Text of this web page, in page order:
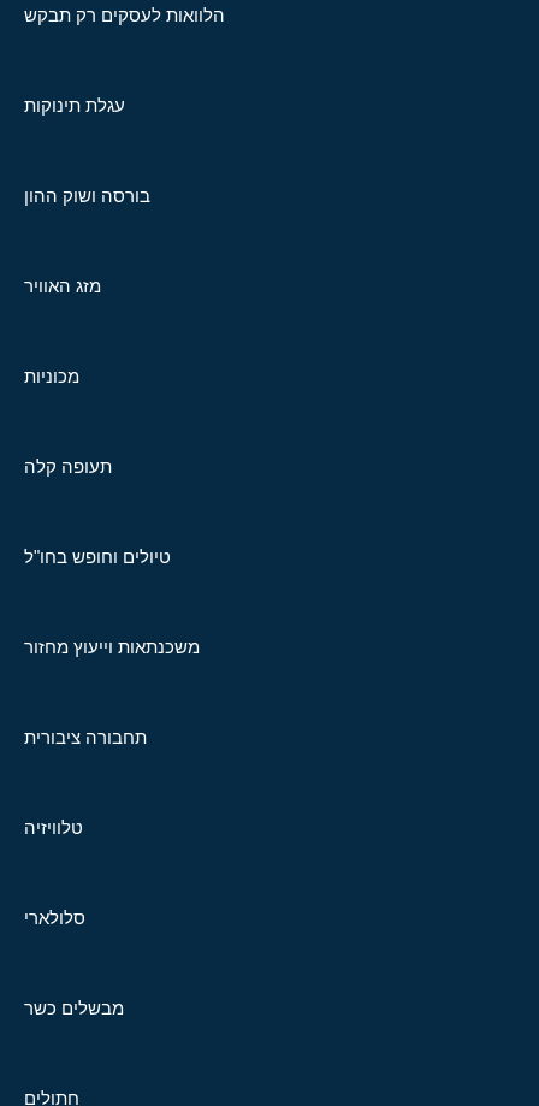
הלוואות לעסקים רק תבקש
עגלת תינוקות
בורסה ושוק ההון
מזג האוויר
מכוניות
תעופה קלה
טיולים וחופש בחו"ל
משכנתאות וייעוץ מחזור
תחבורה ציבורית
טלוויזיה
סלולארי
מבשלים כשר
חתולים